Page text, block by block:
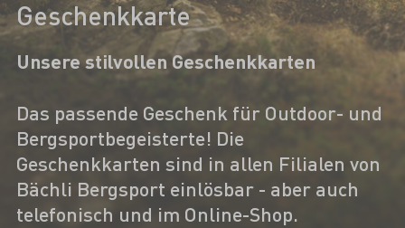
Geschenkkarte
Unsere stilvollen Geschenkkarten
Das passende Geschenk für Outdoor- und
Bergsportbegeisterte! Die
Geschenkkarten sind in allen Filialen von
Bächli Bergsport einlösbar - aber auch
telefonisch und im Online-Shop.